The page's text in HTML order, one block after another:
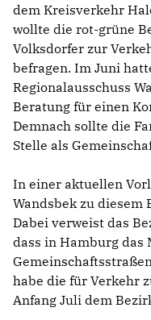
dem Kreisverkehr
wollte die rot-grüne
Volksdorfer zur
befragen. Im Juni
Regionalausschuss
Beratung für einen
Demnach sollte die
Stelle als
In einer aktuellen
Wandsbek zu diesem
Dabei verweist das
dass in Hamburg das
habe die für Verkehr
Anfang Juli dem